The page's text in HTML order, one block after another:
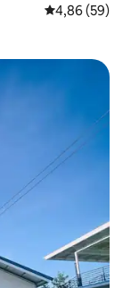
Priemerné
4,86 (59)